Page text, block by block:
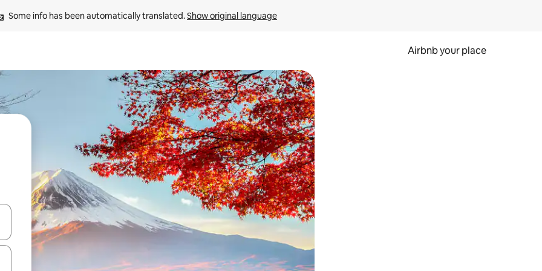
Some info has been automatically translated. Show original language
Airbnb your place
down arrow keys or explore by touch or swipe gestures.